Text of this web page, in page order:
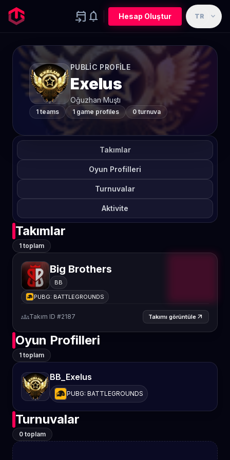
event_upcoming notifications Hesap Oluştur TR expand_more
PUBLIC PROFILE
Exelus
Oğuzhan Muştı
1 teams 1 game profiles 0 turnuva
Takımlar
Oyun Profilleri
Turnuvalar
Aktivite
Takımlar
1 toplam
Big Brothers
BB
PUBG: BATTLEGROUNDS
groupsTakım ID #2187 Takımı görüntüle arrow_outward
Oyun Profilleri
1 toplam
BB_Exelus
PUBG: BATTLEGROUNDS
Turnuvalar
0 toplam